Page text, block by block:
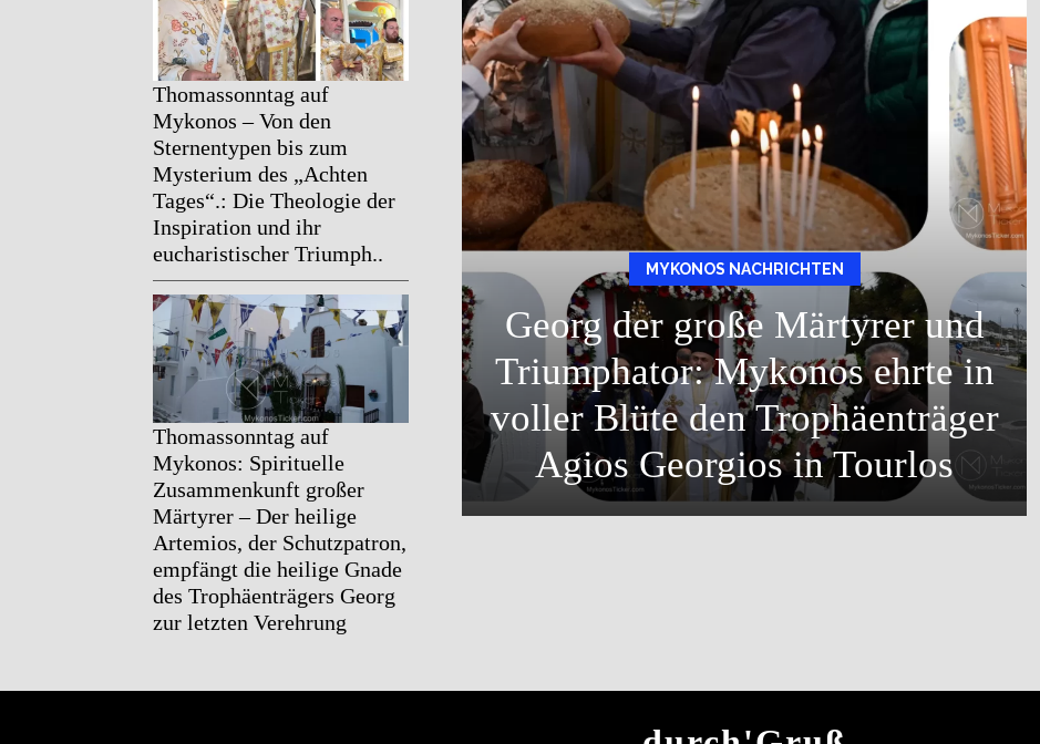
Thomassonntag auf
Mykonos – Von den
Sternentypen bis zum
Mysterium des „Achten
Tages“.: Die Theologie der
Inspiration und ihr
eucharistischer Triumph..
Thomassonntag auf
Mykonos: Spirituelle
Zusammenkunft großer
Märtyrer – Der heilige
Artemios, der Schutzpatron,
empfängt die heilige Gnade
des Trophäenträgers Georg
zur letzten Verehrung
MYKONOS NACHRICHTEN
Georg der große Märtyrer und
Triumphator: Mykonos ehrte in
voller Blüte den Trophäenträger
Agios Georgios in Tourlos